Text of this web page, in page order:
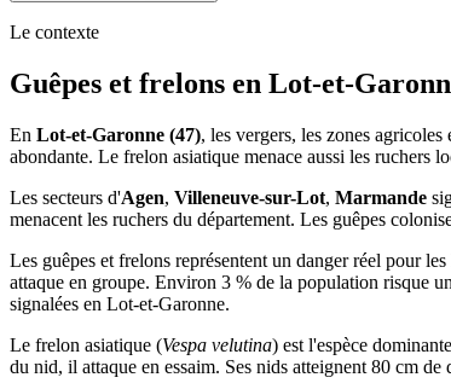
Le contexte
Guêpes et frelons en Lot-et-
En Lot-et-Garonne (47), les vergers, les zones
abondante. Le frelon asiatique menace aussi les ruchers
Les secteurs d'Agen, Villeneuve-sur-Lot, Marmande
menacent les ruchers du département. Les guêpes
Les guêpes et frelons représentent un danger réel pour
attaque en groupe. Environ 3 % de la population risque
signalées en Lot-et-Garonne.
Le frelon asiatique (Vespa velutina) est l'espèce
du nid, il attaque en essaim. Ses nids atteignent 80 cm